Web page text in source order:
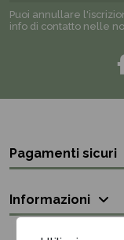
Puoi annullare
info di contatto nelle
Pagamenti sicuri
Informazioni